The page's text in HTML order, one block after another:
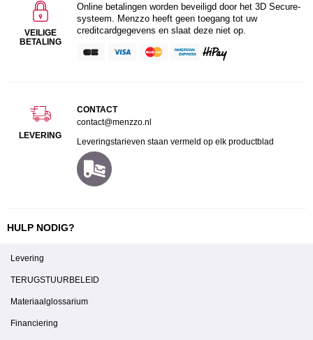
VEILIGE
BETALING
Online betalingen worden beveiligd door het 3D Secure-
systeem. Menzzo heeft geen toegang tot uw
creditcardgegevens en slaat deze niet op.
LEVERING
CONTACT
contact@menzzo.nl
Leveringstarieven staan vermeld op elk productblad
HULP NODIG?
Levering
TERUGSTUURBELEID
Materiaalglossarium
Financiering